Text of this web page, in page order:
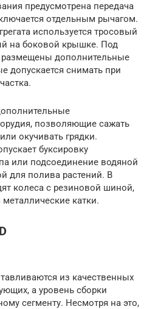
предусмотрена передача
отдельным рычагом.
используется тросовый
на боковой крышке. Под
размещены дополнительные
допускается снимать при
позволяющие сажать
окучивать грядки.
буксировку
или подсоединение водяной
для полива растений. В
колеса с резиновой шиной,
катки.
из качественных
а уровень сборки
сегменту. Несмотря на это,